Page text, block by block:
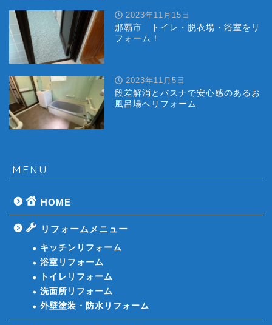
2023年11月15日
那覇市 トイレ・脱衣場・浴室をリ
フォーム！
2023年11月5日
段差解消とバスナで安心感のあるお
風呂場へリフォーム
MENU
HOME
リフォームメニュー
キッチンリフォーム
浴室リフォーム
トイレリフォーム
洗面所リフォーム
外壁塗装・防水リフォーム